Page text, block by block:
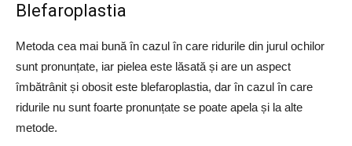
Blefaroplastia
Metoda cea mai bună în cazul în care ridurile din jurul ochilor
sunt pronunțate, iar pielea este lăsată și are un aspect
îmbătrânit și obosit este blefaroplastia, dar în cazul în care
ridurile nu sunt foarte pronunțate se poate apela și la alte
metode.